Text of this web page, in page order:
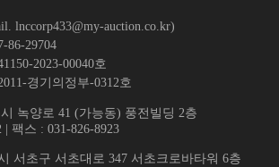
lnccorp433@my-auction.co.kr)
86-29704
2023-00040호
경기의정부-0312호
녹양로 41 (가능동) 풍전빌딩 2층
팩스 : 031-826-8923
서초구 서초대로 347 서초크로바타워 6층